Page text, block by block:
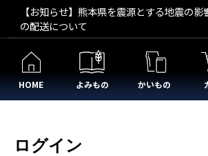
【お知らせ】熊本県を震源とする地震の
の配送について
HOME よみもの かいもの
ログイン